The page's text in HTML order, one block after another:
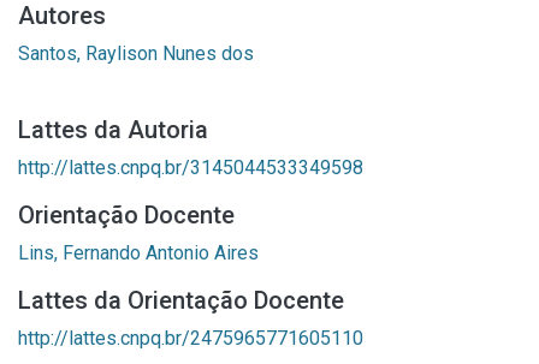
Autores
Santos, Raylison Nunes dos
Lattes da Autoria
http://lattes.cnpq.br/3145044533349598
Orientação Docente
Lins, Fernando Antonio Aires
Lattes da Orientação Docente
http://lattes.cnpq.br/2475965771605110